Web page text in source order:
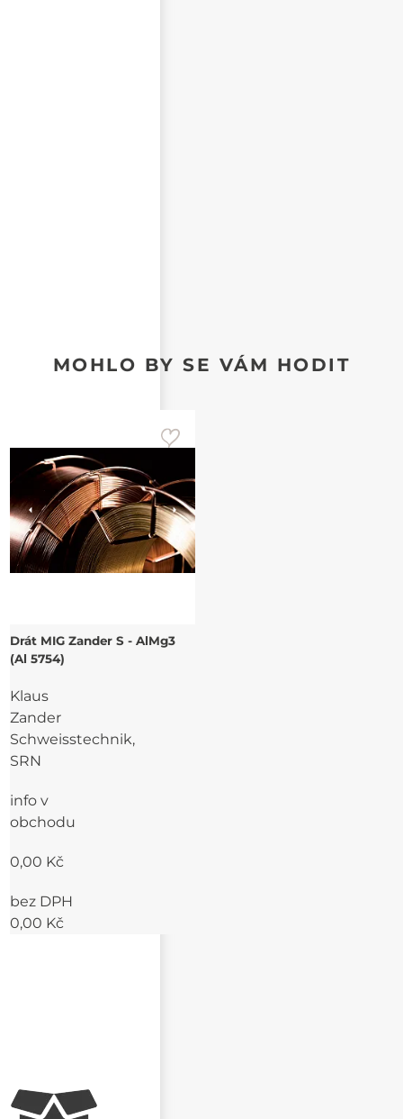
MOHLO BY SE VÁM HODIT
Drát MIG Zander S - AlMg3
(Al 5754)
Klaus
Zander
Schweisstechnik,
SRN
info v
obchodu
0,00 Kč
bez DPH
0,00 Kč